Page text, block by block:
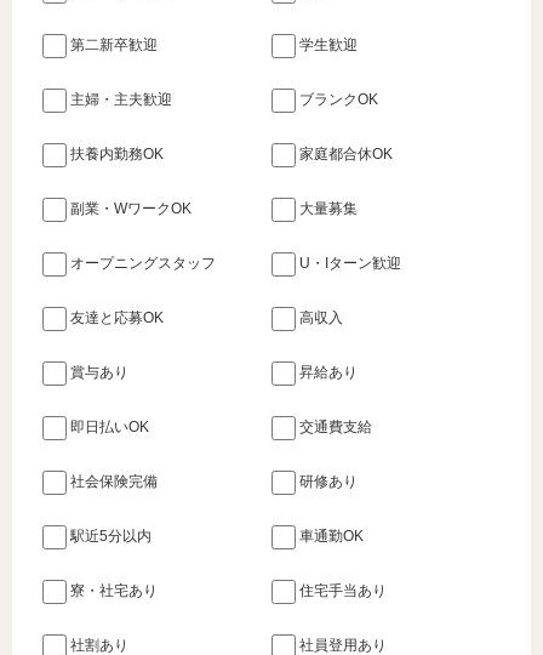
第二新卒歓迎 学生歓迎
主婦・主夫歓迎 ブランクOK
扶養内勤務OK 家庭都合休OK
副業・WワークOK 大量募集
オープニングスタッフ U・Iターン歓迎
友達と応募OK 高収入
賞与あり 昇給あり
即日払いOK 交通費支給
社会保険完備 研修あり
駅近5分以内 車通勤OK
寮・社宅あり 住宅手当あり
社割あり 社員登用あり